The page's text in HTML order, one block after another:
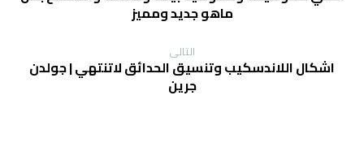
ماهو جديد ومميز
التالی
اشكال اللاندسكيب وتنسيق الحدائق لاتنتهي | جولدن
جرين